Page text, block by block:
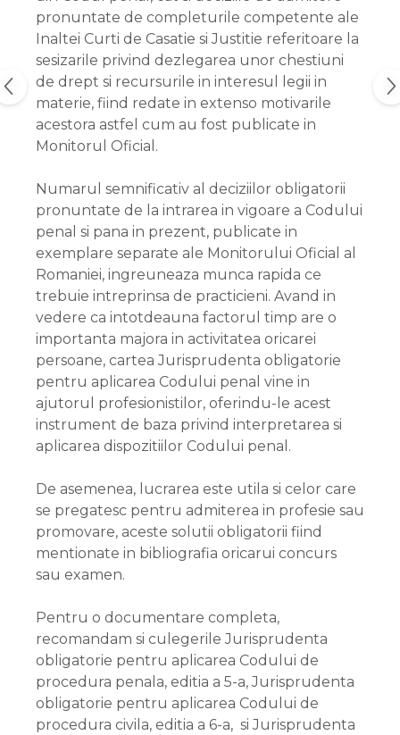
pronuntate de completurile competente ale
Inaltei Curti de Casatie si Justitie referitoare la
sesizarile privind dezlegarea unor chestiuni
de drept si recursurile in interesul legii in
materie, fiind redate in extenso motivarile
acestora astfel cum au fost publicate in
Monitorul Oficial.
Numarul semnificativ al deciziilor obligatorii
pronuntate de la intrarea in vigoare a Codului
penal si pana in prezent, publicate in
exemplare separate ale Monitorului Oficial al
Romaniei, ingreuneaza munca rapida ce
trebuie intreprinsa de practicieni. Avand in
vedere ca intotdeauna factorul timp are o
importanta majora in activitatea oricarei
persoane, cartea Jurisprudenta obligatorie
pentru aplicarea Codului penal vine in
ajutorul profesionistilor, oferindu-le acest
instrument de baza privind interpretarea si
aplicarea dispozitiilor Codului penal.
De asemenea, lucrarea este utila si celor care
se pregatesc pentru admiterea in profesie sau
promovare, aceste solutii obligatorii fiind
mentionate in bibliografia oricarui concurs
sau examen.
Pentru o documentare completa,
recomandam si culegerile Jurisprudenta
obligatorie pentru aplicarea Codului de
procedura penala, editia a 5-a, Jurisprudenta
obligatorie pentru aplicarea Codului de
procedura civila, editia a 6-a, si Jurisprudenta